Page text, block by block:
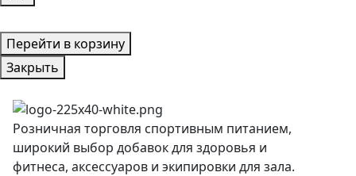
Перейти в корзину
Закрыть
Розничная торговля спортивным питанием,
широкий выбор добавок для здоровья и
фитнеса, аксессуаров и экипировки для зала.